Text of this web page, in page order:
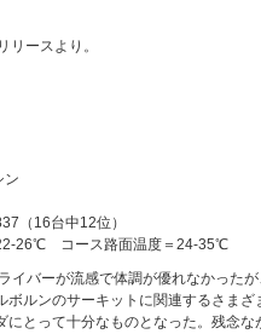
リースより。
ン
（16台中12位）
26℃ コース路面温度＝24-35℃
イバーが流感で体調が優れなかった
ボルンのサーキットに関連するさまざ
にとって十分なものとなった。残念な